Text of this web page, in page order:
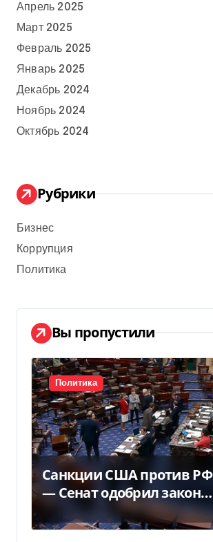
Апрель 2025
Март 2025
Февраль 2025
Январь 2025
Декабрь 2024
Ноябрь 2024
Октябрь 2024
Рубрики
Бизнес
Коррупция
Политика
Вы пропустили
Политика
Санкции США против РФ
— Сенат одобрил закон
Грема — Фокус